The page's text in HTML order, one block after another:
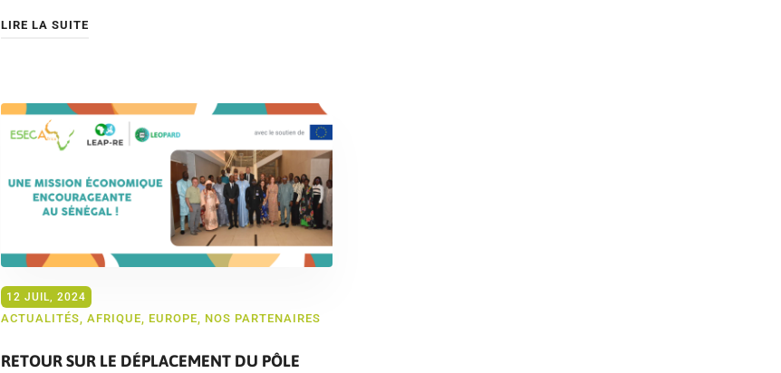
LIRE LA SUITE
12 JUIL, 2024
ACTUALITÉS, AFRIQUE, EUROPE, NOS PARTENAIRES
RETOUR SUR LE DÉPLACEMENT DU PÔLE